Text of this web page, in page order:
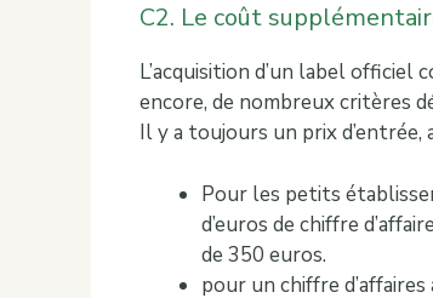
C2. Le coût
L’acquisition d’un label officiel
encore, de nombreux critères
Il y a toujours un prix d’entrée,
Pour les petits
d’euros de chiffre
de 350 euros.
pour un chiffre